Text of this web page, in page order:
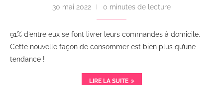
30 mai 2022 0 minutes de lecture
91% d’entre eux se font livrer leurs commandes à domicile.
Cette nouvelle façon de consommer est bien plus qu’une
tendance !
LIRE LA SUITE